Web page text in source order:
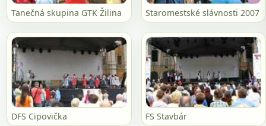
Tanečná skupina GTK Žilina Staromestské slávnosti 2007
DFS Cipovička FS Stavbár